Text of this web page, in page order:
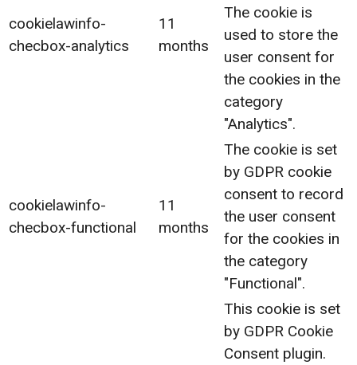
cookielawinfo-
checbox-analytics
11
months
The cookie is
used to store the
user consent for
the cookies in the
category
"Analytics".
cookielawinfo-
checbox-functional
11
months
The cookie is set
by GDPR cookie
consent to record
the user consent
for the cookies in
the category
"Functional".
This cookie is set
by GDPR Cookie
Consent plugin.